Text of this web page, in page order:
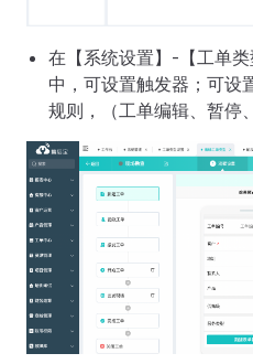
在【系统设置】-【工单类
中，可设置触发器；可设
规则，（工单编辑、暂停